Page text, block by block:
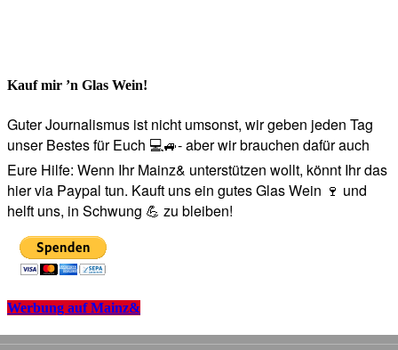
Kauf mir ’n Glas Wein!
Guter Journalismus ist nicht umsonst, wir geben jeden Tag
unser Bestes für Euch 💻🚙- aber wir brauchen dafür auch
Eure Hilfe: Wenn Ihr Mainz& unterstützen wollt, könnt Ihr das
hier via Paypal tun. Kauft uns ein gutes Glas Wein 🍷 und
helft uns, in Schwung 💪 zu bleiben!
Werbung auf Mainz&